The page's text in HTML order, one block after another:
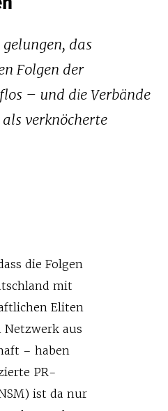
das
Folgen der
– und die Verbände
verknöcherte
die Folgen
mit
Eliten
Netzwerk aus
– haben
PR-
ist da nur